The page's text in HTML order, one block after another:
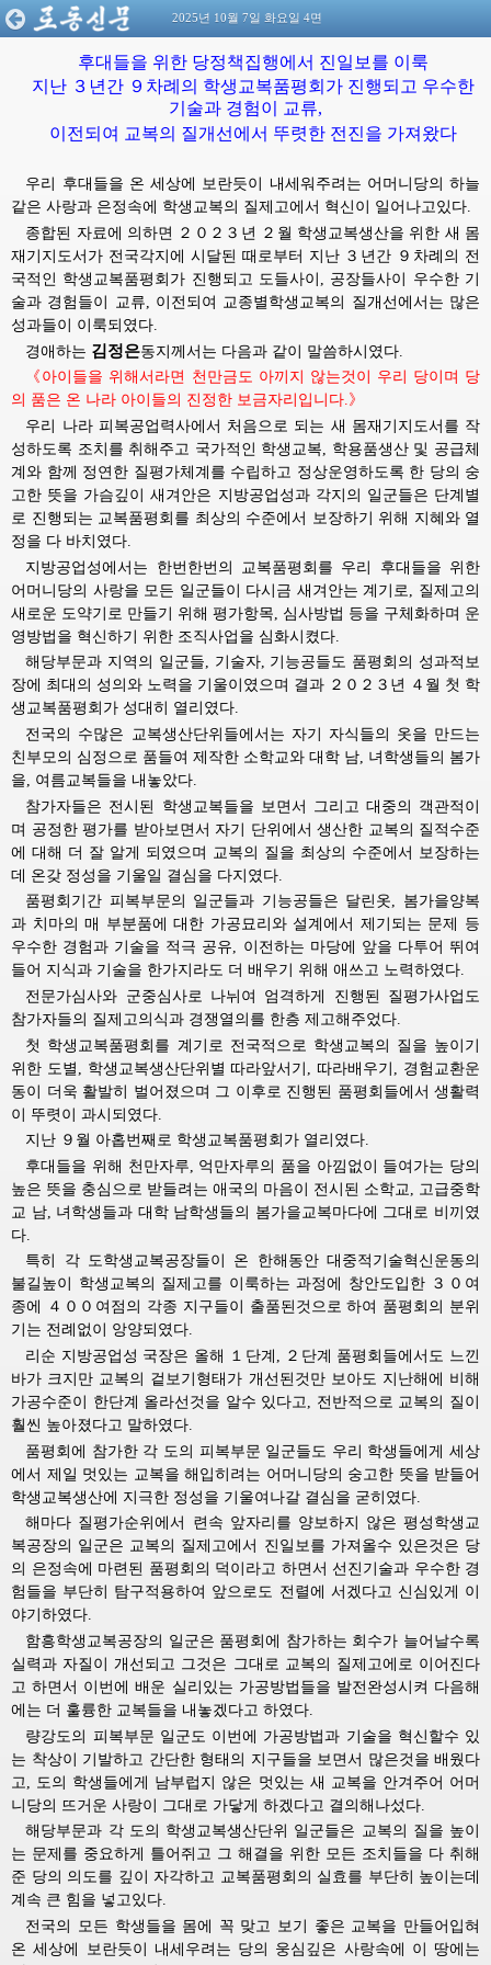
2025년 10월 7일 화요일 4면
후대들을 위한 당정책집행에서 진일보를 이룩
지난 ３년간 ９차례의 학생교복품평회가 진행되고 우수한
기술과 경험이 교류,
이전되여 교복의 질개선에서 뚜렷한 전진을 가져왔다
우리 후대들을 온 세상에 보란듯이 내세워주려는 어머니당의 하늘
같은 사랑과 은정속에 학생교복의 질제고에서 혁신이 일어나고있다.
종합된 자료에 의하면 ２０２３년 ２월 학생교복생산을 위한 새 몸
재기지도서가 전국각지에 시달된 때로부터 지난 ３년간 ９차례의 전
국적인 학생교복품평회가 진행되고 도들사이, 공장들사이 우수한 기
술과 경험들이 교류, 이전되여 교종별학생교복의 질개선에서는 많은
성과들이 이룩되였다.
경애하는 김정은동지께서는 다음과 같이 말씀하시였다.
《아이들을 위해서라면 천만금도 아끼지 않는것이 우리 당이며 당
의 품은 온 나라 아이들의 진정한 보금자리입니다.》
우리 나라 피복공업력사에서 처음으로 되는 새 몸재기지도서를 작
성하도록 조치를 취해주고 국가적인 학생교복, 학용품생산 및 공급체
계와 함께 정연한 질평가체계를 수립하고 정상운영하도록 한 당의 숭
고한 뜻을 가슴깊이 새겨안은 지방공업성과 각지의 일군들은 단계별
로 진행되는 교복품평회를 최상의 수준에서 보장하기 위해 지혜와 열
정을 다 바치였다.
지방공업성에서는 한번한번의 교복품평회를 우리 후대들을 위한
어머니당의 사랑을 모든 일군들이 다시금 새겨안는 계기로, 질제고의
새로운 도약기로 만들기 위해 평가항목, 심사방법 등을 구체화하며 운
영방법을 혁신하기 위한 조직사업을 심화시켰다.
해당부문과 지역의 일군들, 기술자, 기능공들도 품평회의 성과적보
장에 최대의 성의와 노력을 기울이였으며 결과 ２０２３년 ４월 첫 학
생교복품평회가 성대히 열리였다.
전국의 수많은 교복생산단위들에서는 자기 자식들의 옷을 만드는
친부모의 심정으로 품들여 제작한 소학교와 대학 남, 녀학생들의 봄가
을, 여름교복들을 내놓았다.
참가자들은 전시된 학생교복들을 보면서 그리고 대중의 객관적이
며 공정한 평가를 받아보면서 자기 단위에서 생산한 교복의 질적수준
에 대해 더 잘 알게 되였으며 교복의 질을 최상의 수준에서 보장하는
데 온갖 정성을 기울일 결심을 다지였다.
품평회기간 피복부문의 일군들과 기능공들은 달린옷, 봄가을양복
과 치마의 매 부분품에 대한 가공묘리와 설계에서 제기되는 문제 등
우수한 경험과 기술을 적극 공유, 이전하는 마당에 앞을 다투어 뛰여
들어 지식과 기술을 한가지라도 더 배우기 위해 애쓰고 노력하였다.
전문가심사와 군중심사로 나뉘여 엄격하게 진행된 질평가사업도
참가자들의 질제고의식과 경쟁열의를 한층 제고해주었다.
첫 학생교복품평회를 계기로 전국적으로 학생교복의 질을 높이기
위한 도별, 학생교복생산단위별 따라앞서기, 따라배우기, 경험교환운
동이 더욱 활발히 벌어졌으며 그 이후로 진행된 품평회들에서 생활력
이 뚜렷이 과시되였다.
지난 ９월 아홉번째로 학생교복품평회가 열리였다.
후대들을 위해 천만자루, 억만자루의 품을 아낌없이 들여가는 당의
높은 뜻을 충심으로 받들려는 애국의 마음이 전시된 소학교, 고급중학
교 남, 녀학생들과 대학 남학생들의 봄가을교복마다에 그대로 비끼였
다.
특히 각 도학생교복공장들이 온 한해동안 대중적기술혁신운동의
불길높이 학생교복의 질제고를 이룩하는 과정에 창안도입한 ３０여
종에 ４００여점의 각종 지구들이 출품된것으로 하여 품평회의 분위
기는 전례없이 앙양되였다.
리순 지방공업성 국장은 올해 １단계, ２단계 품평회들에서도 느낀
바가 크지만 교복의 겉보기형태가 개선된것만 보아도 지난해에 비해
가공수준이 한단계 올라선것을 알수 있다고, 전반적으로 교복의 질이
훨씬 높아졌다고 말하였다.
품평회에 참가한 각 도의 피복부문 일군들도 우리 학생들에게 세상
에서 제일 멋있는 교복을 해입히려는 어머니당의 숭고한 뜻을 받들어
학생교복생산에 지극한 정성을 기울여나갈 결심을 굳히였다.
해마다 질평가순위에서 련속 앞자리를 양보하지 않은 평성학생교
복공장의 일군은 교복의 질제고에서 진일보를 가져올수 있은것은 당
의 은정속에 마련된 품평회의 덕이라고 하면서 선진기술과 우수한 경
험들을 부단히 탐구적용하여 앞으로도 전렬에 서겠다고 신심있게 이
야기하였다.
함흥학생교복공장의 일군은 품평회에 참가하는 회수가 늘어날수록
실력과 자질이 개선되고 그것은 그대로 교복의 질제고에로 이어진다
고 하면서 이번에 배운 실리있는 가공방법들을 발전완성시켜 다음해
에는 더 훌륭한 교복들을 내놓겠다고 하였다.
량강도의 피복부문 일군도 이번에 가공방법과 기술을 혁신할수 있
는 착상이 기발하고 간단한 형태의 지구들을 보면서 많은것을 배웠다
고, 도의 학생들에게 남부럽지 않은 멋있는 새 교복을 안겨주어 어머
니당의 뜨거운 사랑이 그대로 가닿게 하겠다고 결의해나섰다.
해당부문과 각 도의 학생교복생산단위 일군들은 교복의 질을 높이
는 문제를 중요하게 틀어쥐고 그 해결을 위한 모든 조치들을 다 취해
준 당의 의도를 깊이 자각하고 교복품평회의 실효를 부단히 높이는데
계속 큰 힘을 넣고있다.
전국의 모든 학생들을 몸에 꼭 맞고 보기 좋은 교복을 만들어입혀
온 세상에 보란듯이 내세우려는 당의 웅심깊은 사랑속에 이 땅에는